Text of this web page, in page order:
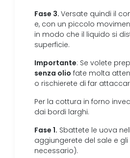
Fase 3. Versate quindi il
e, con un piccolo
in modo che il liquido si
superficie.
Importante: Se volete
senza olio fate molta
o rischierete di far
Per la cottura in forno
dai bordi larghi.
Fase 1. Sbattete le uova
aggiungerete del sale e
necessario).